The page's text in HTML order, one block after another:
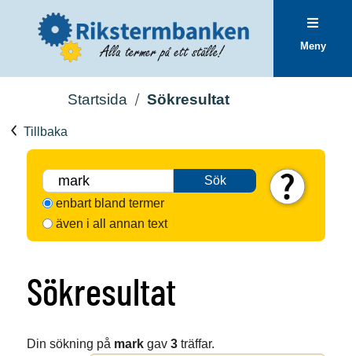
Meny
Startsida Sökresultat
Tillbaka
Sök
enbart bland termer
även i all annan text
Sökresultat
Din sökning på markgav 3träffar.